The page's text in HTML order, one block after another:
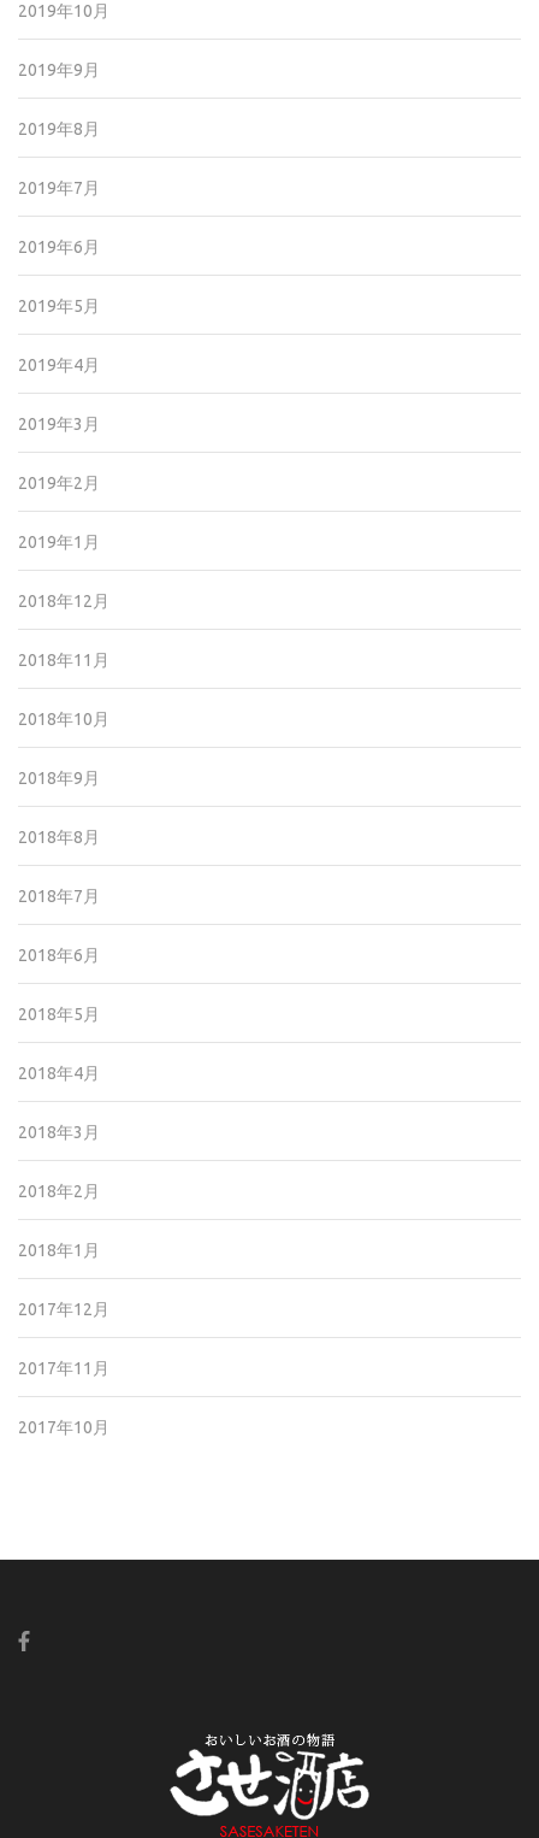
2019年10月
2019年9月
2019年8月
2019年7月
2019年6月
2019年5月
2019年4月
2019年3月
2019年2月
2019年1月
2018年12月
2018年11月
2018年10月
2018年9月
2018年8月
2018年7月
2018年6月
2018年5月
2018年4月
2018年3月
2018年2月
2018年1月
2017年12月
2017年11月
2017年10月